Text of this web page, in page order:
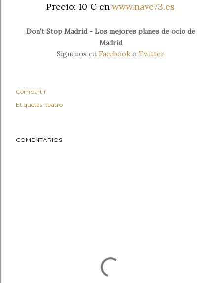
Precio: 10 € en www.nave73.es
Don't Stop Madrid - Los mejores planes de ocio de
Madrid
Síguenos en Facebook o Twitter
Compartir
Etiquetas: teatro
COMENTARIOS